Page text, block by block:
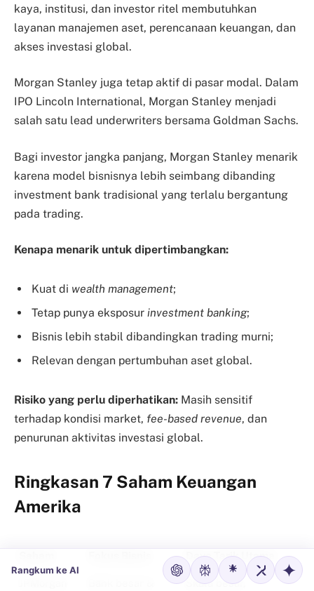
kaya, institusi, dan investor ritel membutuhkan
layanan manajemen aset, perencanaan keuangan, dan
akses investasi global.
Morgan Stanley juga tetap aktif di pasar modal. Dalam
IPO Lincoln International, Morgan Stanley menjadi
salah satu lead underwriters bersama Goldman Sachs.
Bagi investor jangka panjang, Morgan Stanley menarik
karena model bisnisnya lebih seimbang dibanding
investment bank tradisional yang terlalu bergantung
pada trading.
Kenapa menarik untuk dipertimbangkan:
Kuat di wealth management;
Tetap punya eksposur investment banking;
Bisnis lebih stabil dibandingkan trading murni;
Relevan dengan pertumbuhan aset global.
Risiko yang perlu diperhatikan: Masih sensitif
terhadap kondisi market, fee-based revenue, dan
penurunan aktivitas investasi global.
Ringkasan 7 Saham Keuangan
Amerika
Daya Tarik Utama
Skala besar,
Rangkum ke AI